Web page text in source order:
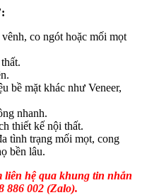
co ngót hoặc mối mọt
bề mặt khác như Veneer,
nhanh.
thiết kế nội thất.
tình trạng mối mọt, cong
bền lâu.
liên hệ qua khung tin nhắn
886 002 (Zalo).